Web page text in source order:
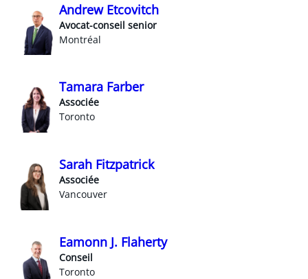
Andrew Etcovitch
Avocat-conseil senior
Montréal
Tamara Farber
Associée
Toronto
Sarah Fitzpatrick
Associée
Vancouver
Eamonn J. Flaherty
Conseil
Toronto